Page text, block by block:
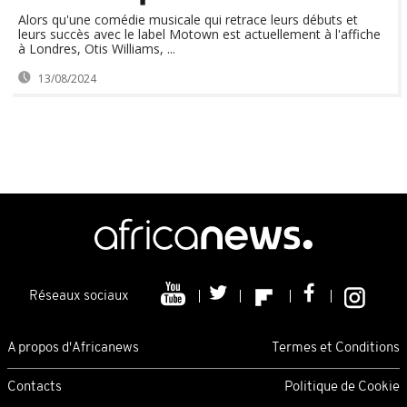
Alors qu'une comédie musicale qui retrace leurs débuts et
leurs succès avec le label Motown est actuellement à l'affiche
à Londres, Otis Williams, ...
13/08/2024
Réseaux sociaux
A propos d'Africanews Termes et Conditions
Contacts Politique de Cookie